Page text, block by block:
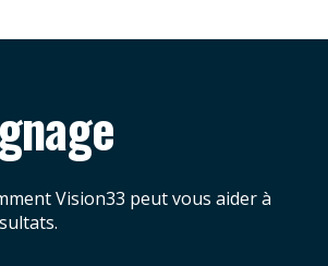
Vision33 peut vous aider à